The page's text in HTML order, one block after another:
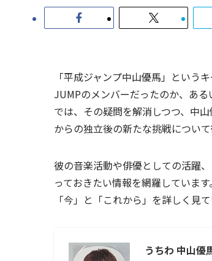
「平成ジャンプ中山優馬」という
JUMPのメンバーだったのか、あ
では、その疑問を解消しつつ、中
からの独立後の新たな挑戦について
彼の音楽活動や俳優としての活躍
っておきたい情報を網羅していま
「今」と「これから」を詳しく見て
うちわ 中山